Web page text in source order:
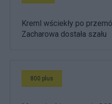
Kreml wściekły po
Zacharowa dostała szału
800 plus